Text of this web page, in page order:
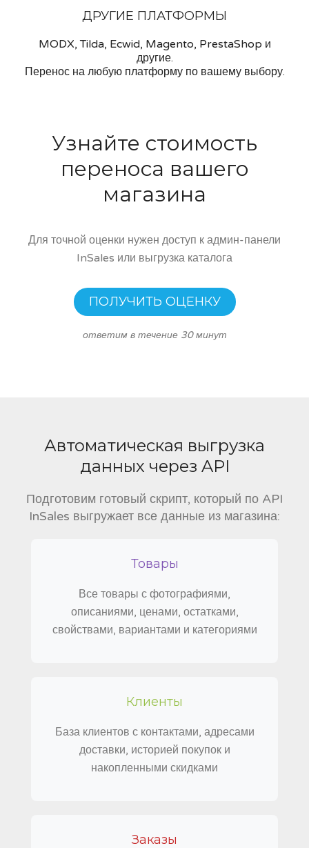
ДРУГИЕ ПЛАТФОРМЫ
MODX, Tilda, Ecwid, Magento, PrestaShop и
другие.
Перенос на любую платформу по вашему выбору.
Узнайте стоимость
переноса вашего
магазина
Для точной оценки нужен доступ к админ-панели
InSales или выгрузка каталога
ПОЛУЧИТЬ ОЦЕНКУ
ответим в течение 30 минут
Автоматическая выгрузка
данных через API
Подготовим готовый скрипт, который по API
InSales выгружает все данные из магазина:
Товары
Все товары с фотографиями,
описаниями, ценами, остатками,
свойствами, вариантами и категориями
Клиенты
База клиентов с контактами, адресами
доставки, историей покупок и
накопленными скидками
Заказы